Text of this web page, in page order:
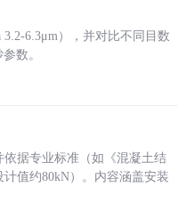
6.3μm），并对比不同目数
数。
据专业标准（如《混凝土结
值约80kN）。内容涵盖安装